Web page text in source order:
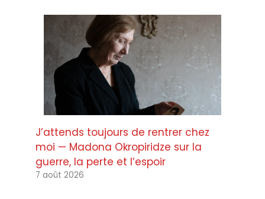
J’attends toujours de rentrer chez
moi — Madona Okropiridze sur la
guerre, la perte et l’espoir
7 août 2026